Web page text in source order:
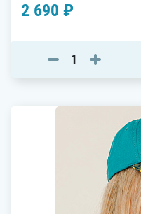
2 690 ₽